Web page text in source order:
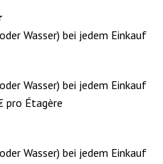
Wasser) bei jedem Einkauf
Wasser) bei jedem Einkauf
pro Étagère
Wasser) bei jedem Einkauf